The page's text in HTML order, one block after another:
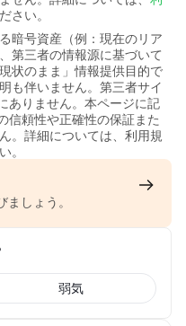
さい。
暗号資産（例：現在のリア
第三者の情報源に基づいて
状のまま」情報提供目的で
も伴いません。第三者サイ
ありません。本ページに記
信頼性や正確性の保証また
。詳細については、利用規
。
しょう。
弱気